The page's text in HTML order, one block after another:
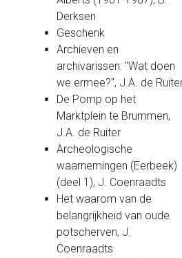
Derksen
Geschenk
Archieven en
archivarissen: "Wat doen
we ermee?", J.A. de
De Pomp op het
Marktplein te Brummen,
J.A. de Ruiter
Archeologische
waarnemingen (Eerbeek)
(deel 1), J. Coenraadts
Het waarom van de
belangrijkheid van oude
potscherven, J.
Coenraadts